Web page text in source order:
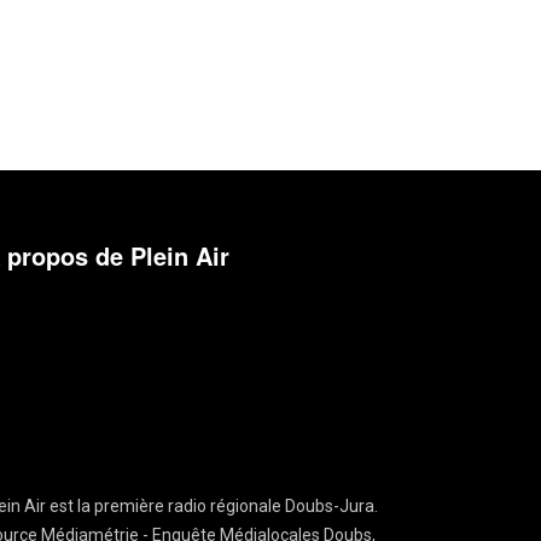
propos de Plein Air
Air est la première radio régionale Doubs-Jura.
Médiamétrie - Enquête Médialocales Doubs,